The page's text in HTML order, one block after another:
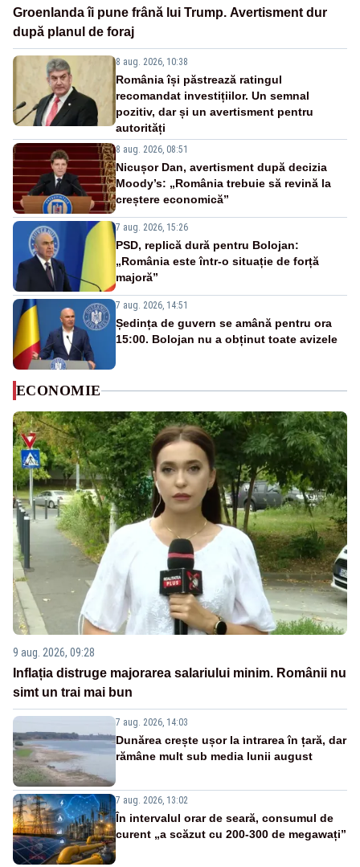
Groenlanda îi pune frână lui Trump. Avertisment dur
după planul de foraj
8 aug. 2026, 10:38
România își păstrează ratingul
recomandat investițiilor. Un semnal
pozitiv, dar și un avertisment pentru
autorități
8 aug. 2026, 08:51
Nicușor Dan, avertisment după decizia
Moody’s: „România trebuie să revină la
creștere economică”
7 aug. 2026, 15:26
PSD, replică dură pentru Bolojan:
„România este într-o situație de forță
majoră”
7 aug. 2026, 14:51
Ședința de guvern se amână pentru ora
15:00. Bolojan nu a obținut toate avizele
ECONOMIE
9 aug. 2026, 09:28
Inflația distruge majorarea salariului minim. Românii nu
simt un trai mai bun
7 aug. 2026, 14:03
Dunărea crește ușor la intrarea în țară, dar
rămâne mult sub media lunii august
7 aug. 2026, 13:02
În intervalul orar de seară, consumul de
curent „a scăzut cu 200-300 de megawați”